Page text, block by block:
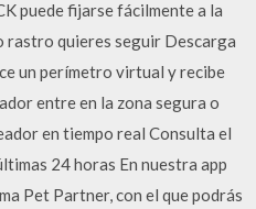
puede fijarse fácilmente a la
rastro quieres seguir Descarga
un perímetro virtual y recibe
entre en la zona segura o
en tiempo real Consulta el
24 horas En nuestra app
Pet Partner, con el que podrás